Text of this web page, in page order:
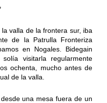
valla de la frontera sur, iba
de la Patrulla Fronteriza
en Nogales. Bidegain
visitarla regularmente
ochenta, mucho antes de
de la valla.
una mesa fuera de un